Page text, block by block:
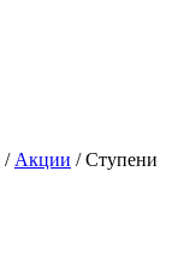
/ Акции / Ступени